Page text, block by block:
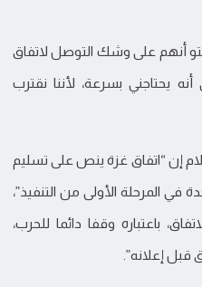
للتو أنهم على وشك التوصل لاتفاق
يحتاجني بسرعة، لأننا نقترب
إن “اتفاق غزة ينص على تسليم
في المرحلة الأولى من التنفيذ”،
باعتباره وقفا دائما للحرب،
قبل إعلانه”.